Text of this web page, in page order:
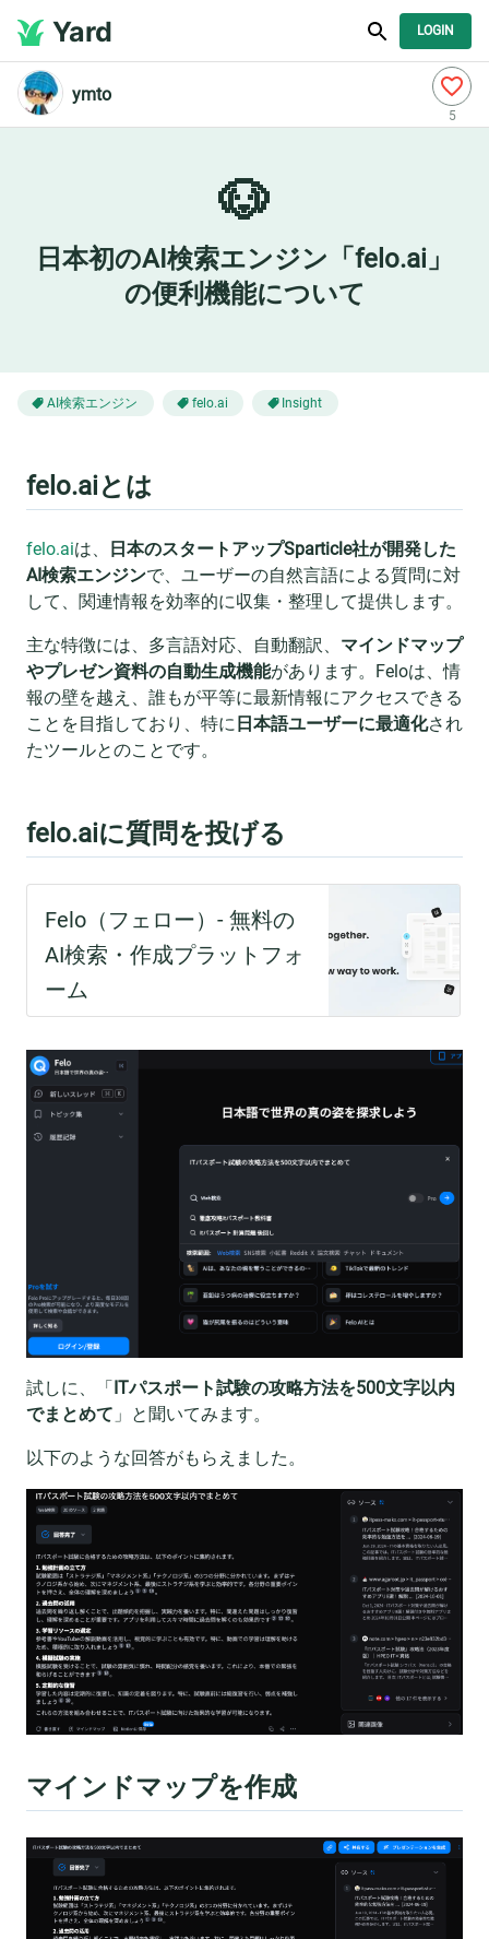
Yard LOGIN
ymto
5
🐶
日本初のAI検索エンジン「felo.ai」
の便利機能について
AI検索エンジン felo.ai Insight
felo.aiとは
felo.aiは、
日本のスタートアップSparticle社が開発した
AI検索エンジンで、ユーザーの自然言語による質問に対
して、関連情報を効率的に収集・整理して提供します。
主な特徴には、多言語対応、自動翻訳、 マインドマップ
やプレゼン資料の自動生成機能があります。Feloは、情
報の壁を越え、誰もが平等に最新情報にアクセスできる
ことを目指しており、特に 日本語ユーザーに最適化され
たツールとのことです。
felo.aiに質問を投げる
試しに、「 ITパスポート試験の攻略方法を500文字以内
でまとめて 」と聞いてみます。
以下のような回答がもらえました。
マインドマップを作成